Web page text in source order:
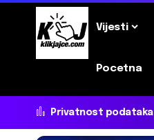
Vijesti
Pocetna
Privatnost podataka